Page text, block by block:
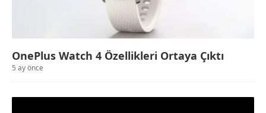
OnePlus Watch 4 Özellikleri Ortaya Çıktı
5 ay önce